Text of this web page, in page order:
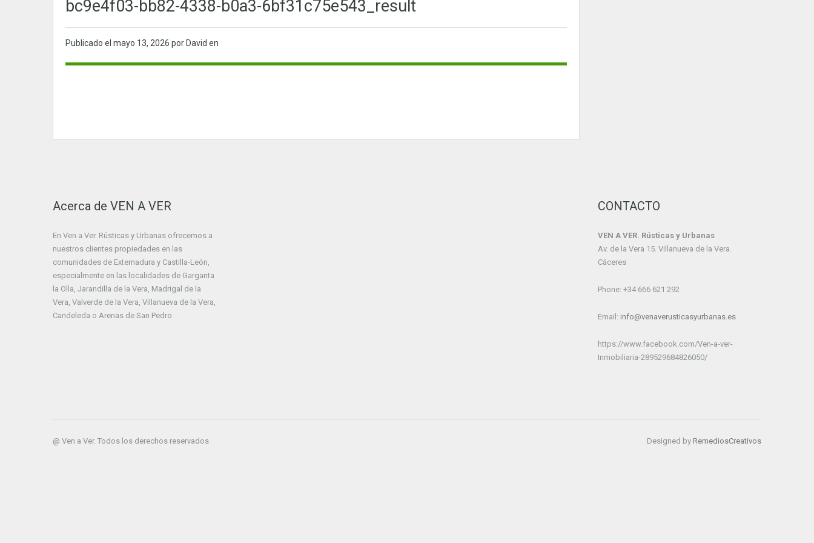
bc9e4f03-bb82-4338-b0a3-6bf31c75e543_result
Publicado el mayo 13, 2026 por David en
Acerca de VEN A VER
En Ven a Ver. Rústicas y Urbanas ofrecemos a
nuestros clientes propiedades en las
comunidades de Extemadura y Castilla-León,
especialmente en las localidades de Garganta
la Olla, Jarandilla de la Vera, Madrigal de la
Vera, Valverde de la Vera, Villanueva de la Vera,
Candeleda o Arenas de San Pedro.
CONTACTO
VEN A VER. Rústicas y Urbanas
Av. de la Vera 15. Villanueva de la Vera.
Cáceres
Phone: +34 666 621 292
Email: info@venaverusticasyurbanas.es
https://www.facebook.com/Ven-a-ver-
Inmobiliaria-289529684826050/
@ Ven a Ver. Todos los derechos reservados Designed by RemediosCreativos